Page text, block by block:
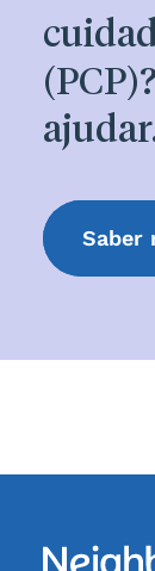
Saber